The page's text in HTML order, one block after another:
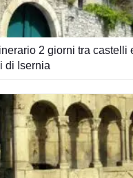
2 giorni tra castelli
di Isernia